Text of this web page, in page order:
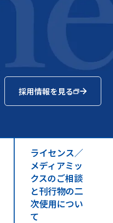
採用情報を見る
ライセンス／
メディアミッ
クスのご相談
と刊行物の二
次使用につい
て